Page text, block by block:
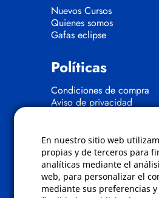
En nuestro sitio web
propias y de terceros para
analíticas mediante el
web, para personalizar el
mediante sus preferencias y
Nuevos Cursos
Quienes somos
Gafas eclipse
Políticas
Condiciones de compra
Aviso de privacidad
Derecho de desistimiento
Preguntas frecuentes
Contacto